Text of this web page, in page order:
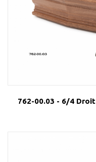
762-00.03 - 6/4 Droit